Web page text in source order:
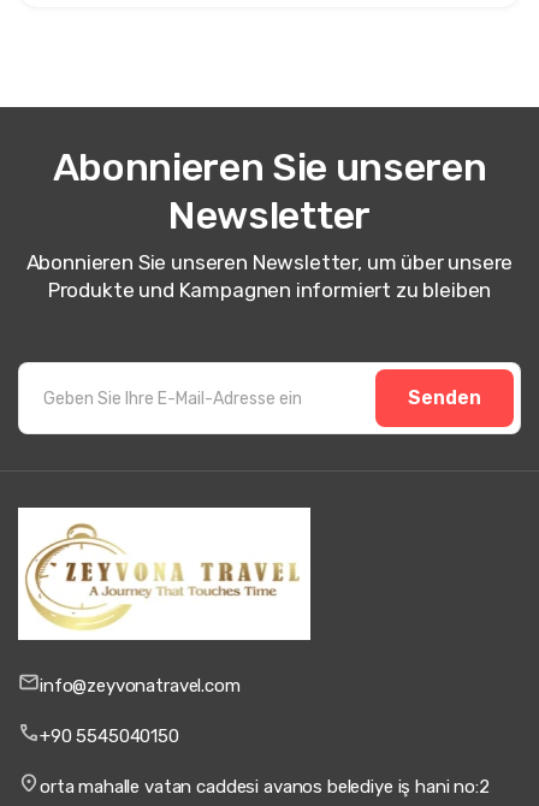
Abonnieren Sie unseren
Newsletter
Abonnieren Sie unseren Newsletter, um über unsere
Produkte und Kampagnen informiert zu bleiben
Senden
info@zeyvonatravel.com
+90 5545040150
orta mahalle vatan caddesi avanos belediye iş hani no:2